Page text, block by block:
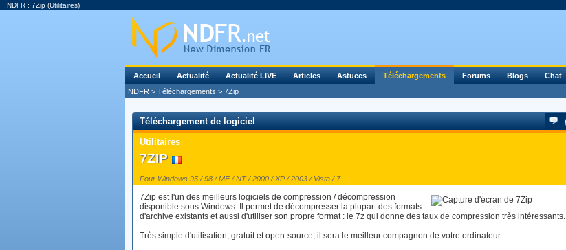
NDFR : 7Zip (Utilitaires)
Accueil Actualité Actualité LIVE Articles Astuces Téléchargements Forums Blogs Chat
NDFR > Téléchargements > 7Zip
Téléchargement de logiciel
Utilitaires
7ZIP
Pour Windows 95 / 98 / ME / NT / 2000 / XP / 2003 / Vista / 7
7Zip est l'un des meilleurs logiciels de compression / décompression
disponible sous Windows. Il permet de décompresser la plupart des formats
d'archive existants et aussi d'utiliser son propre format : le 7z qui donne des taux de compression très intéressants.
Très simple d'utilisation, gratuit et open-source, il sera le meilleur compagnon de votre ordinateur.